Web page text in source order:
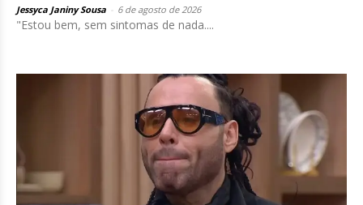
Jessyca Janiny Sousa 6 de agosto de 2026
"Estou bem, sem sintomas de nada....